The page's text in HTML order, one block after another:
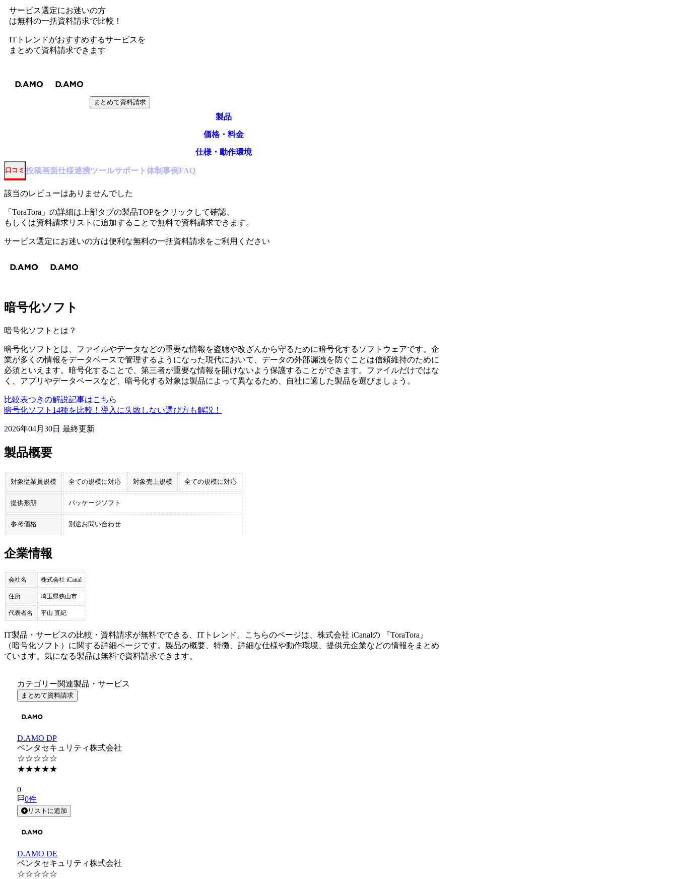
サービス選定にお迷いの方
は無料の一括資料請求で比較！
ITトレンドがおすすめするサービスを
まとめて資料請求できます
まとめて資料請求
製品
価格・料金
仕様・動作環境
口コミ 投稿画面仕様連携ツールサポート体制 事例FAQ
該当のレビューはありませんでした
「 ToraTora 」の詳細は上部タブの製品TOPをクリックして確認、
もしくは資料請求リストに追加することで無料で資料請求できます。
サービス選定にお迷いの方は便利な無料の一括資料請求をご利用ください
暗号化ソフト
暗号化ソフト とは？
暗号化ソフトとは、ファイルやデータなどの重要な情報を盗聴や改ざんから守るために暗号化するソフトウェアです。企
業が多くの情報をデータベースで管理するようになった現代において、データの外部漏洩を防ぐことは信頼維持のために
必須といえます。暗号化することで、第三者が重要な情報を開けないよう保護することができます。ファイルだけではな
く、アプリやデータベースなど、暗号化する対象は製品によって異なるため、自社に適した製品を選びましょう。
比較表つきの解説記事はこちら
暗号化ソフト14種を比較！導入に失敗しない選び方も解説！
2026年04月30日 最終更新
製品概要
対象従業員規模 全ての規模に対応 対象売上規模 全ての規模に対応
提供形態 パッケージソフト
参考価格 別途お問い合わせ
企業情報
会社名 株式会社 iCanal
住所 埼玉県狭山市
代表者名 平山 直紀
IT製品・サービスの比較・資料請求が無料でできる、ITトレンド。こちらのページは、 株式会社 iCanalの 『ToraTora』
（暗号化ソフト ）に関する詳細ページです。製品の概要、特徴、詳細な仕様や動作環境、提供元企業などの情報をまとめ
ています。気になる製品は無料で資料請求できます。
カテゴリー関連製品・サービス
まとめて資料請求
D.AMO DP
ペンタセキュリティ株式会社
☆☆☆☆☆
★★★★★
0
0件
リストに追加
D.AMO DE
ペンタセキュリティ株式会社
☆☆☆☆☆